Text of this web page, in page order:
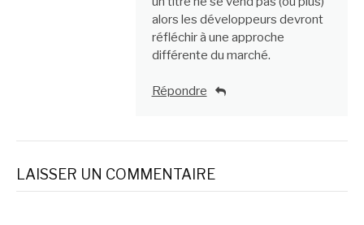
alors les développeurs devront
réfléchir à une approche
différente du marché.
Répondre
LAISSER UN COMMENTAIRE